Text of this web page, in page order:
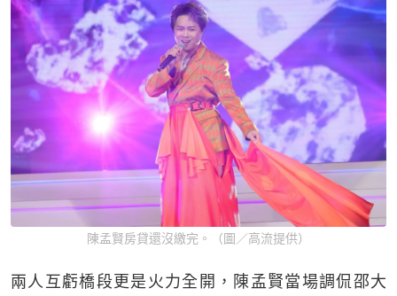
陳孟賢房貸還沒繳完。（圖／高流提供）
兩人互虧橋段更是火力全開，陳孟賢當場調侃邵大